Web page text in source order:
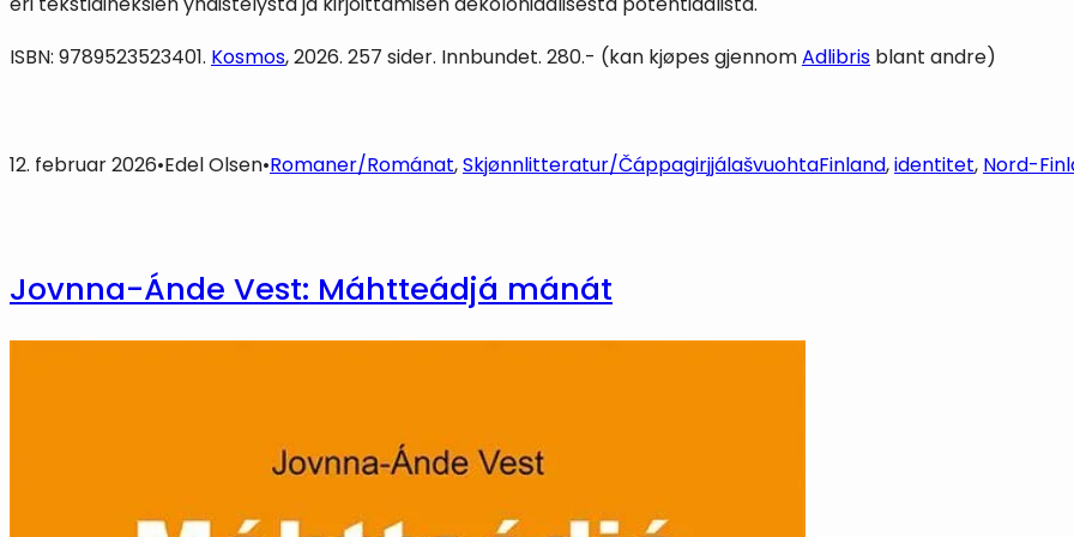
ISBN: 9789523523401. Kosmos, 2026. 257 sider. Innbundet. 280.- (kan kjøpes gjennomAdlibris blant andre)
12. februar 2026•Edel Olsen•Romaner/Románat, Skjønnlitteratur/ČáppagirjjálašvuohtaFinland, identitet, Nord-
Jovnna-Ánde Vest: Máhtteádjá mánát